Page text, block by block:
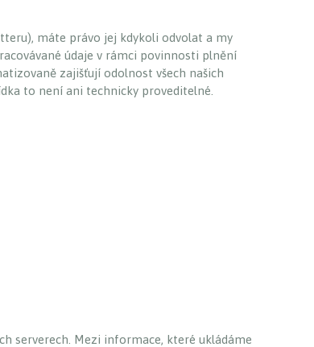
máte právo jej kdykoli odvolat a my
údaje v rámci povinnosti plnění
zajišťují odolnost všech našich
to není ani technicky proveditelné.
serverech. Mezi informace, které ukládáme